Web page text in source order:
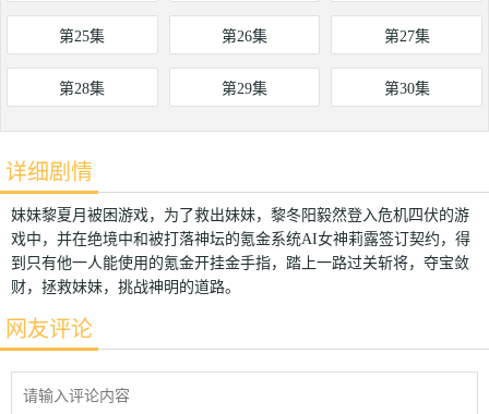
第25集 第26集 第27集
第28集 第29集 第30集
详细剧情
妹妹黎夏月被困游戏，为了救出妹妹，黎冬阳毅然登入危机四伏的游
戏中，并在绝境中和被打落神坛的氪金系统AI女神莉露签订契约，得
到只有他一人能使用的氪金开挂金手指，踏上一路过关斩将，夺宝敛
财，拯救妹妹，挑战神明的道路。
网友评论